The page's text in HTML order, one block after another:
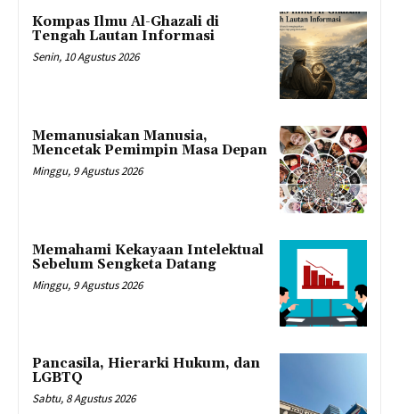
Kompas Ilmu Al-Ghazali di
Tengah Lautan Informasi
Senin, 10 Agustus 2026
Memanusiakan Manusia,
Mencetak Pemimpin Masa Depan
Minggu, 9 Agustus 2026
Memahami Kekayaan Intelektual
Sebelum Sengketa Datang
Minggu, 9 Agustus 2026
Pancasila, Hierarki Hukum, dan
LGBTQ
Sabtu, 8 Agustus 2026